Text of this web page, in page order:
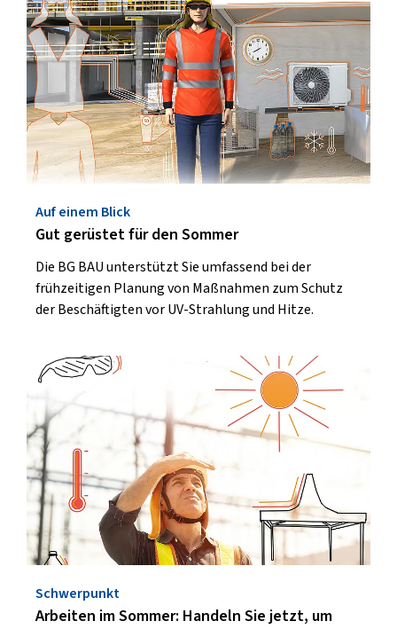
Auf einem Blick
Gut gerüstet für den Sommer
Die BG BAU unterstützt Sie umfassend bei der
frühzeitigen Planung von Maßnahmen zum Schutz
der Beschäftigten vor UV-Strahlung und Hitze.
Schwerpunkt
Arbeiten im Sommer: Handeln Sie jetzt, um